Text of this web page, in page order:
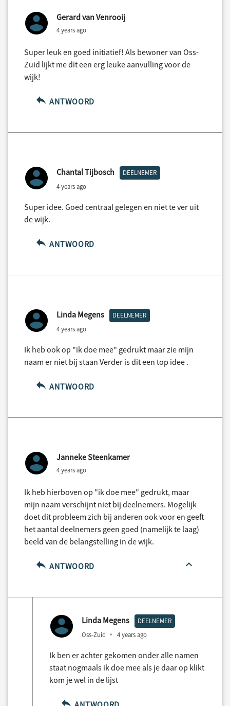
Gerard van Venrooij
4 years ago
Super leuk en goed initiatief! Als bewoner van Oss-
Zuid lijkt me dit een erg leuke aanvulling voor de
wijk!
ANTWOORD
Chantal Tijbosch DEELNEMER
4 years ago
Super idee. Goed centraal gelegen en niet te ver uit
de wijk.
ANTWOORD
Linda Megens DEELNEMER
4 years ago
Ik heb ook op "ik doe mee" gedrukt maar zie mijn
naam er niet bij staan Verder is dit een top idee .
ANTWOORD
Janneke Steenkamer
4 years ago
Ik heb hierboven op "ik doe mee" gedrukt, maar
mijn naam verschijnt niet bij deelnemers. Mogelijk
doet dit probleem zich bij anderen ook voor en geeft
het aantal deelnemers geen goed (namelijk te laag)
beeld van de belangstelling in de wijk.
ANTWOORD
Linda Megens DEELNEMER
Oss-Zuid 4 years ago
Ik ben er achter gekomen onder alle namen
staat nogmaals ik doe mee als je daar op klikt
kom je wel in de lijst